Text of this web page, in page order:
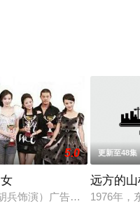
,张程诗晴,费贝贝,李长
，超前点播免费观看
或剧情网等平台了解。
的辣妹子，高考落榜之后
5.0
兵饰演）广告公司企划，由
更新至48集
远方的
1976年，